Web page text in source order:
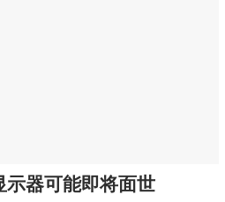
器可能即将面世